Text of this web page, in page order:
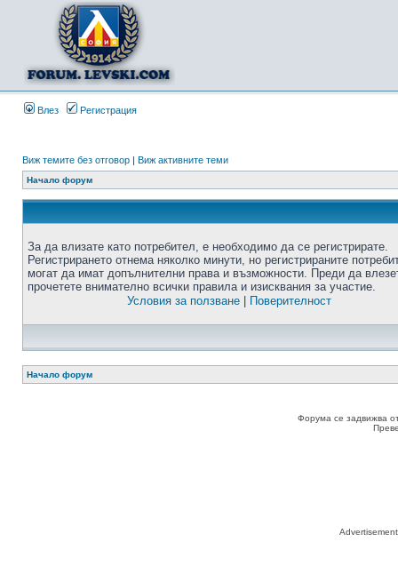
Влез Регистрация
Виж темите без отговор | Виж активните теми
Начало форум
За да влизате като потребител, е необходимо да се регистрирате.
Регистрирането отнема няколко минути, но регистрираните
могат да имат допълнителни права и възможности. Преди да
прочетете внимателно всички правила и изисквания за участие.
Условия за ползване| Поверителност
Начало форум
Форума се задвижва